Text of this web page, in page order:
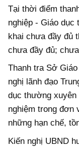
Tại thời điểm
nghiệp - Giáo dục
khai chưa đầy đủ
chưa đầy đủ;
Thanh tra Sở
nghị lãnh đạo
dục thường
nghiệm trong đơn
những hạn chế,
Kiến nghị UBND